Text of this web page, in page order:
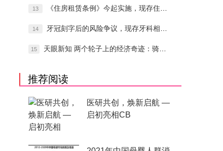
13 《住房租赁条例》今起实施，现存住房租赁相
14 牙冠刻字后的风险争议，现存牙科相关企业超
15 天眼新知 两个轮子上的经济奇迹：骑行消费
推荐阅读
医研共创，焕新启航 —
启初亮相CB